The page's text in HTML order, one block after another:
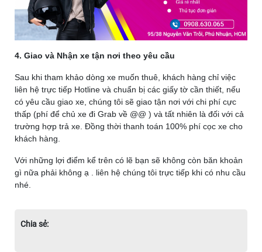
4. Giao và Nhận xe tận nơi theo yêu cầu
Sau khi tham khảo dòng xe muốn thuê, khách hàng chỉ việc
liên hệ trực tiếp Hotline và chuẩn bị các giấy tờ cần thiết, nếu
có yêu cầu giao xe, chúng tôi sẽ giao tận nơi với chi phí cực
thấp (phí để chủ xe đi Grab về @@ ) và tất nhiên là đối với cả
trường hợp trả xe. Đồng thời thanh toán 100% phí cọc xe cho
khách hàng.
Với những lợi điểm kể trên có lẽ bạn sẽ không còn băn khoản
gì nữa phải không ạ . liên hệ chúng tôi trực tiếp khi có nhu cầu
nhé.
Chia sẻ: